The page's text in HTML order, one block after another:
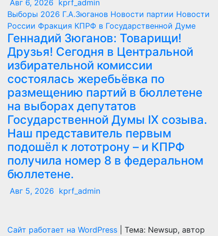
Авг 6, 2026 kprf_admin
Выборы 2026 Г.А.Зюганов Новости партии Новости
России Фракция КПРФ в Государственной Думе
Геннадий Зюганов: Товарищи!
Друзья! Сегодня в Центральной
избирательной комиссии
состоялась жеребьёвка по
размещению партий в бюллетене
на выборах депутатов
Государственной Думы IX созыва.
Наш представитель первым
подошёл к лототрону – и КПРФ
получила номер 8 в федеральном
бюллетене.
Авг 5, 2026 kprf_admin
Сайт работает на WordPress
Тема: Newsup, автор